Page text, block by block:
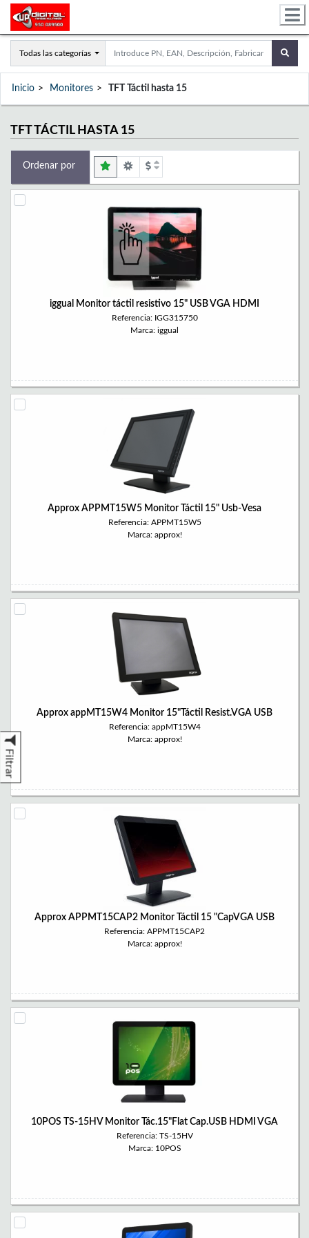
Todas las categorías
Inicio Monitores TFT Táctil hasta 15
TFT TÁCTIL HASTA 15
Filtrar
Ordenar por
iggual Monitor táctil resistivo 15" USB VGA HDMI
Referencia: IGG315750
Marca: iggual
Approx APPMT15W5 Monitor Táctil 15" Usb-Vesa
Referencia: APPMT15W5
Marca: approx!
Approx appMT15W4 Monitor 15"Táctil Resist.VGA USB
Referencia: appMT15W4
Marca: approx!
Approx APPMT15CAP2 Monitor Táctil 15 "CapVGA USB
Referencia: APPMT15CAP2
Marca: approx!
10POS TS-15HV Monitor Tác.15"Flat Cap.USB HDMI VGA
Referencia: TS-15HV
Marca: 10POS